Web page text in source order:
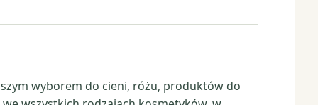
wyborem do cieni, różu, produktów do